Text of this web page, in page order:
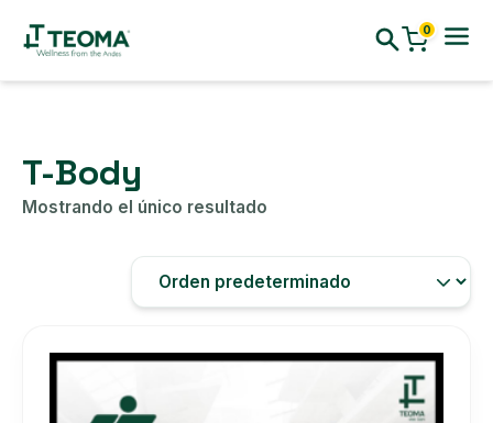
0
T-Body
Mostrando el único resultado